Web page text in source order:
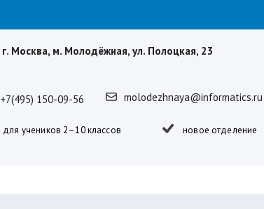
г. Москва, м. Молодёжная, ул. Полоцкая, 23
+7(495) 150-09-56 molodezhnaya@informatics.ru
для учеников 2–10 классов новое отделение